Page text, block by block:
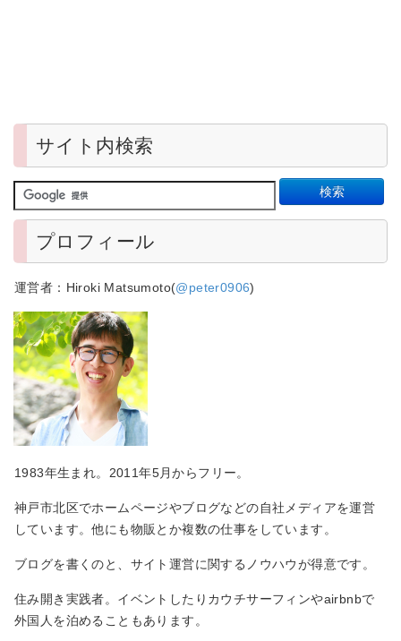
サイト内検索
プロフィール
運営者：Hiroki Matsumoto(@peter0906)
1983年生まれ。2011年5月からフリー。
神戸市北区でホームページやブログなどの自社メディアを運営
しています。他にも物販とか複数の仕事をしています。
ブログを書くのと、サイト運営に関するノウハウが得意です。
住み開き実践者。イベントしたりカウチサーフィンやairbnbで
外国人を泊めることもあります。